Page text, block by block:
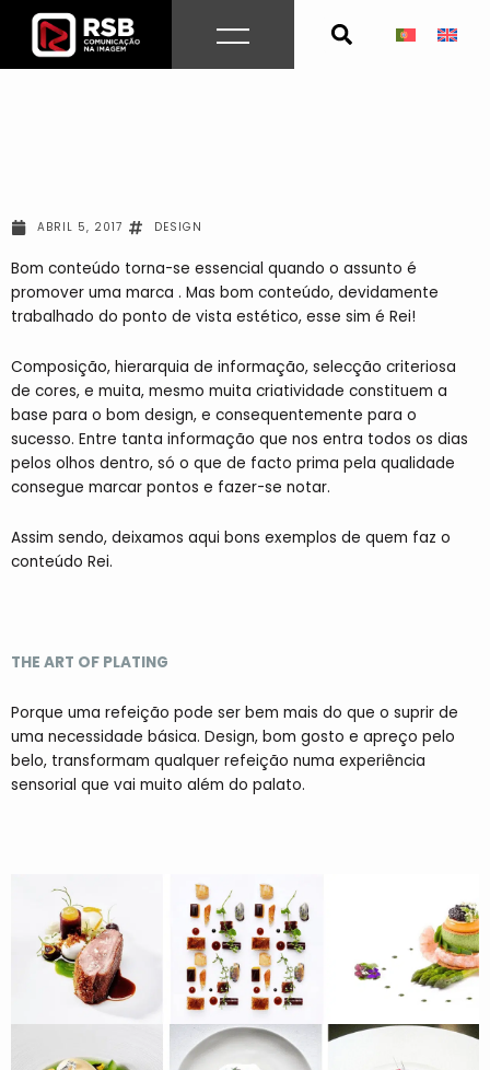
content
ABRIL 5, 2017 DESIGN
Bom conteúdo torna-se essencial quando o assunto é
promover uma marca . Mas bom conteúdo, devidamente
trabalhado do ponto de vista estético, esse sim é Rei!
Composição, hierarquia de informação, selecção criteriosa
de cores, e muita, mesmo muita criatividade constituem a
base para o bom design, e consequentemente para o
sucesso. Entre tanta informação que nos entra todos os dias
pelos olhos dentro, só o que de facto prima pela qualidade
consegue marcar pontos e fazer-se notar.
Assim sendo, deixamos aqui bons exemplos de quem faz o
conteúdo Rei.
THE ART OF PLATING
Porque uma refeição pode ser bem mais do que o suprir de
uma necessidade básica. Design, bom gosto e apreço pelo
belo, transformam qualquer refeição numa experiência
sensorial que vai muito além do palato.